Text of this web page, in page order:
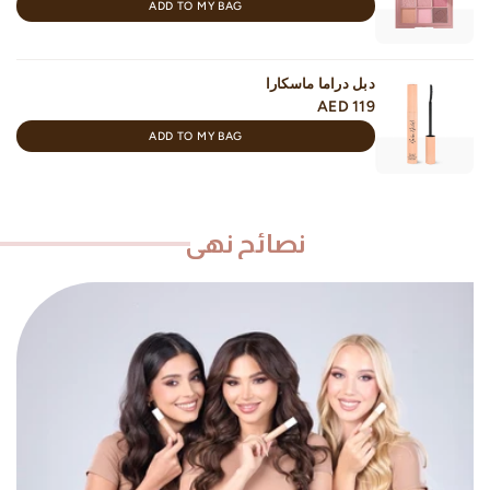
ADD TO MY BAG
دبل دراما ماسكارا
AED 119
ADD TO MY BAG
نصائح نهى